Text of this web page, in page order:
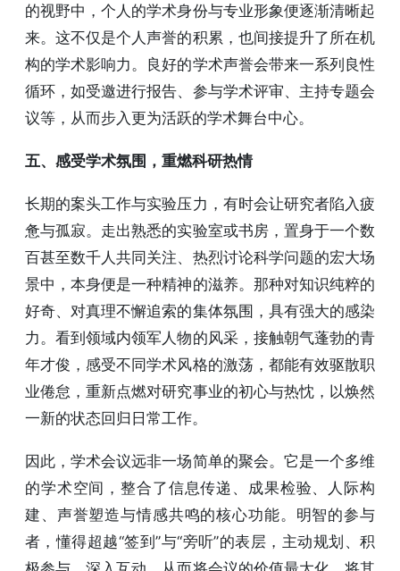
的视野中，个人的学术身份与专业形象便逐渐清晰起
来。这不仅是个人声誉的积累，也间接提升了所在机
构的学术影响力。良好的学术声誉会带来一系列良性
循环，如受邀进行报告、参与学术评审、主持专题会
议等，从而步入更为活跃的学术舞台中心。
五、感受学术氛围，重燃科研热情
长期的案头工作与实验压力，有时会让研究者陷入疲
惫与孤寂。走出熟悉的实验室或书房，置身于一个数
百甚至数千人共同关注、热烈讨论科学问题的宏大场
景中，本身便是一种精神的滋养。那种对知识纯粹的
好奇、对真理不懈追索的集体氛围，具有强大的感染
力。看到领域内领军人物的风采，接触朝气蓬勃的青
年才俊，感受不同学术风格的激荡，都能有效驱散职
业倦怠，重新点燃对研究事业的初心与热忱，以焕然
一新的状态回归日常工作。
因此，学术会议远非一场简单的聚会。它是一个多维
的学术空间，整合了信息传递、成果检验、人际构
建、声誉塑造与情感共鸣的核心功能。明智的参与
者，懂得超越“签到”与“旁听”的表层，主动规划、积